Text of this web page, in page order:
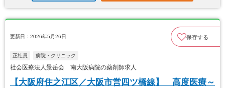
更新日：2026年5月26日 保存する
正社員 病院・クリニック
社会医療法人景岳会 南大阪病院の薬剤師求人
【大阪府住之江区／大阪市営四ツ橋線】 高度医療～